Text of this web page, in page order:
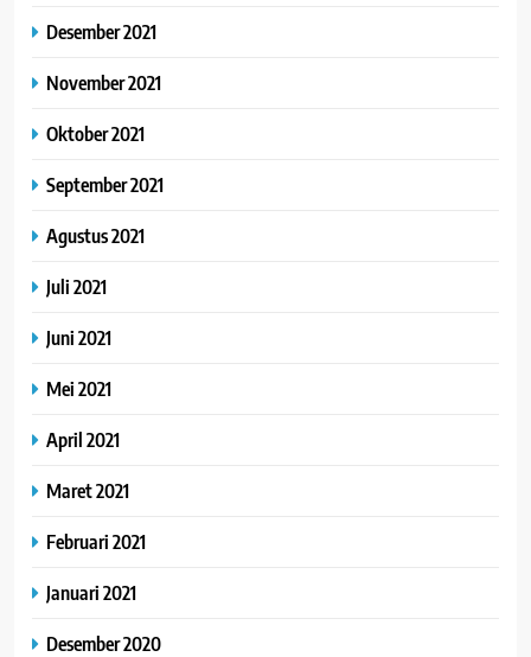
Desember 2021
November 2021
Oktober 2021
September 2021
Agustus 2021
Juli 2021
Juni 2021
Mei 2021
April 2021
Maret 2021
Februari 2021
Januari 2021
Desember 2020